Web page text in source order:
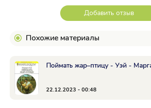
Добавить отзыв
Похожие материалы
Поймать жар–птицу - Уэй -
22.12.2023 - 00:48